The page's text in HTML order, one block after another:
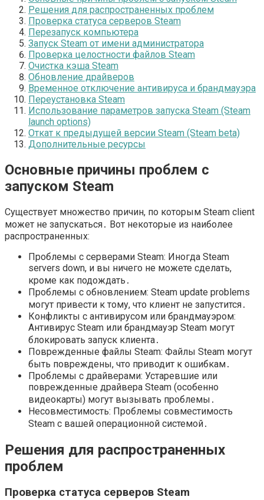
Решения для распространенных проблем
Проверка статуса серверов Steam
Перезапуск компьютера
Запуск Steam от имени администратора
Проверка целостности файлов Steam
Очистка кэша Steam
Обновление драйверов
Временное отключение антивируса и брандмауэра
Переустановка Steam
Использование параметров запуска Steam (Steam
launch options)
Откат к предыдущей версии Steam (Steam beta)
Дополнительные ресурсы
Основные причины проблем с
запуском Steam
Существует множество причин, по которым Steam client
может не запускаться․ Вот некоторые из наиболее
распространенных:
Проблемы с серверами Steam: Иногда Steam
servers down, и вы ничего не можете сделать,
кроме как подождать․
Проблемы с обновлением: Steam update problems
могут привести к тому, что клиент не запустится․
Конфликты с антивирусом или брандмауэром:
Антивирус Steam или брандмауэр Steam могут
блокировать запуск клиента․
Поврежденные файлы Steam: Файлы Steam могут
быть повреждены, что приводит к ошибкам․
Проблемы с драйверами: Устаревшие или
поврежденные драйвера Steam (особенно
видеокарты) могут вызывать проблемы․
Несовместимость: Проблемы совместимость
Steam с вашей операционной системой․
Решения для распространенных
проблем
Проверка статуса серверов Steam